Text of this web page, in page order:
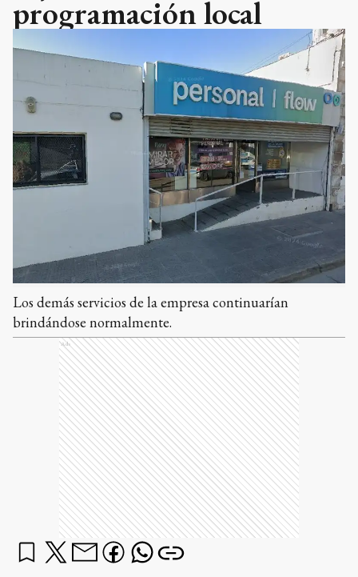
programación local
Los demás servicios de la empresa continuarían
brindándose normalmente.
Ads